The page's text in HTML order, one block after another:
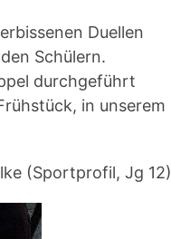
Duellen
Schülern.
durchgeführt
in unserem
(Sportprofil, Jg 12)